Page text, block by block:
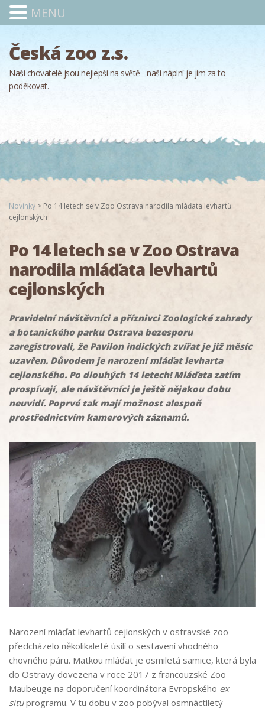
Česká zoo z.s.
Naši chovatelé jsou nejlepší na světě - naší náplní je jim za to
poděkovat.
Novinky > Po 14 letech se v Zoo Ostrava narodila mláďata levhartů
cejlonských
Po 14 letech se v Zoo Ostrava
narodila mláďata levhartů
cejlonských
Pravidelní návštěvníci a příznivci Zoologické zahrady
a botanického parku Ostrava bezesporu
zaregistrovali, že Pavilon indických zvířat je již měsíc
uzavřen. Důvodem je narození mláďat levharta
cejlonského. Po dlouhých 14 letech! Mláďata zatím
prospívají, ale návštěvníci je ještě nějakou dobu
neuvidí. Poprvé tak mají možnost alespoň
prostřednictvím kamerových záznamů.
Narození mláďat levhartů cejlonských v ostravské zoo
předcházelo několikaleté úsilí o sestavení vhodného
chovného páru. Matkou mláďat je osmiletá samice, která byla
do Ostravy dovezena v roce 2017 z francouzské Zoo
Maubeuge na doporučení koordinátora Evropského ex
situprogramu. V tu dobu v zoo pobýval osmnáctiletý
MENU